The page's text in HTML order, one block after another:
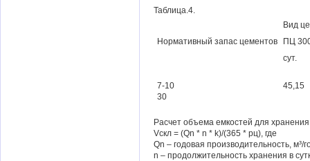
Таблица.4.
Нормативный запас цементов
Вид
ПЦ
сут.
7-10
30
45,15
Расчет объема емкостей для
Vскл = (Qn * n * k)/(365 * pц), где
Qn – годовая производительность, м³/
n – продолжительность хранения в